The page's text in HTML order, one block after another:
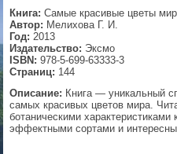
Книга: Самые красивые цветы
Автор: Мелихова Г. И.
Год: 2013
Издательство: Эксмо
ISBN: 978-5-699-63333-3
Страниц: 144
Описание: Книга — уникальный
самых красивых цветов мира.
ботаническими
эффектными сортами и
▼
▼
▼